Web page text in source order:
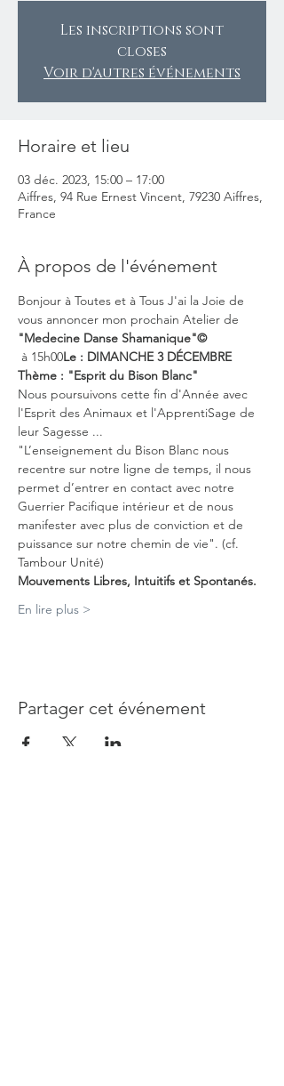
Les inscriptions sont
closes
Voir d'autres événements
Horaire et lieu
03 déc. 2023, 15:00 – 17:00
Aiffres, 94 Rue Ernest Vincent, 79230 Aiffres,
France
À propos de l'événement
Bonjour à Toutes et à Tous J'ai la Joie de
vous annoncer mon prochain Atelier de
"Medecine Danse Shamanique"©
à 15h00Le : DIMANCHE 3 DÉCEMBRE
Thème : "Esprit du Bison Blanc"
Nous poursuivons cette fin d'Année avec
l'Esprit des Animaux et l'ApprentiSage de
leur Sagesse ...
"L’enseignement du Bison Blanc nous
recentre sur notre ligne de temps, il nous
permet d’entrer en contact avec notre
Guerrier Pacifique intérieur et de nous
manifester avec plus de conviction et de
puissance sur notre chemin de vie". (cf.
Tambour Unité)
Mouvements Libres, Intuitifs et Spontanés.
En lire plus >
Partager cet événement